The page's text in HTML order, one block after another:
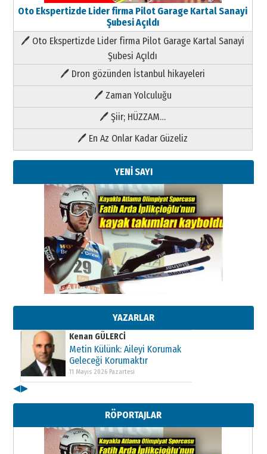
Oto Ekspertizde Lider firma Pilot Garage Kartal Sanayi
Şubesi Açıldı
🖊 Oto Ekspertizde Lider firma Pilot Garage Kartal Sanayi
Şubesi Açıldı
🖊 Dron gözünden İstanbul hikayeleri
🖊 Zaman Yolculuğu
🖊 Şiir; HÜZZAM…
🖊 En Az Onlar Kadar Güzeliz
YENİ SAYI
YAZARLAR
Kenan GÜLERCİ
Metin Külünk: Aileyi Korumak
11 Mayıs 2026 Pazartesi
Kenan GÜLERCİ
Metin Külünk: Aileyi Korumak
Geleceği Korumaktır
11 Mayıs 2026 Pazartesi
Metin Külünk: Aileyi Korumak
Geleceği Korumaktır
11 Mayıs 2026 Pazartesi
◀▶
RÖPORTAJLAR